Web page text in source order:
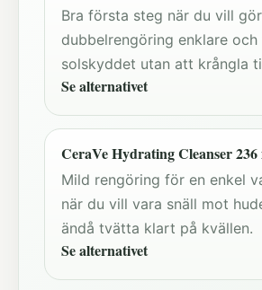
Bra första steg när du vill
dubbelrengöring enklare
solskyddet utan att krångla
Se alternativet
CeraVe Hydrating Cleanser 236
Mild rengöring för en enkel
när du vill vara snäll mot
ändå tvätta klart på kvällen.
Se alternativet